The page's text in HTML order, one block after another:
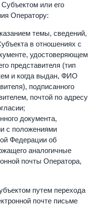
или его
Оператору:
темы, сведений,
в отношениях с
удостоверяющем
представителя (тип
и когда выдан, ФИО
подписанного
почтой по адресу
документа,
с положениями
Федерации об
аналогичные
почты Оператора,
путем перехода
почте письме